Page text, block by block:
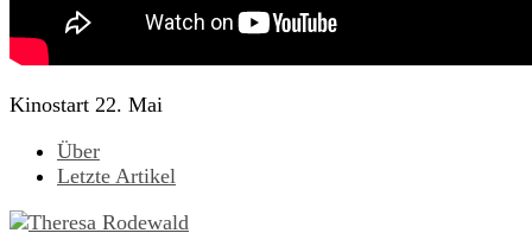
Kinostart 22. Mai
Über
Letzte Artikel